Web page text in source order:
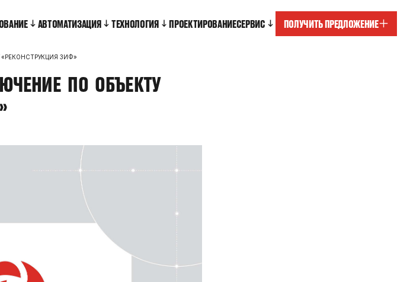
АВТОМАТИЗАЦИЯ ТЕХНОЛОГИЯ ПРОЕКТИРОВАНИЕСЕРВИС ПОЛУЧИТЬ ПРЕДЛОЖЕНИЕ
ЗИФ»
ПО ОБЪЕКТУ